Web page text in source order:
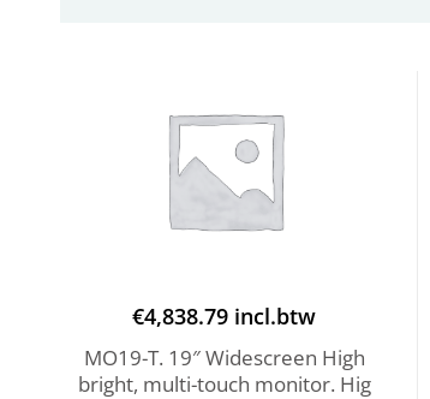
€4,838.79 incl.btw
MO19-T. 19″ Widescreen High
bright, multi-touch monitor. Hig